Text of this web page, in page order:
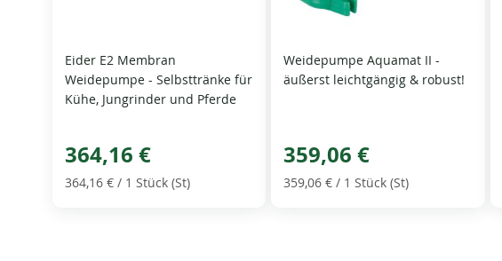
Eider E2 Membran
Weidepumpe - Selbsttränke für
Kühe, Jungrinder und Pferde
364,16 €
364,16 € / 1 Stück (St)
Weidepumpe Aquamat II -
äußerst leichtgängig & robust!
359,06 €
359,06 € / 1 Stück (St)